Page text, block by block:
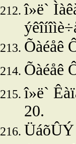
î»ë`
Õàéåê
Õàéåê
î»ë`
20.